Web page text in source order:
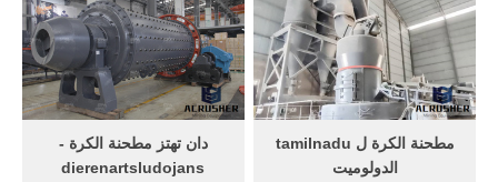
الكرة في تركيا عرض تهتز
كسارة شبكة الشاشة،
المنسوجة سلك القماش من
الصين الصانع الصلب شبكة
الشاشة ل آلة محطم ، الحجر
مطحنة الكرة أحدث التقنيات
مطحنة الذرة fydt من أحدث
الأسعار أحدث سعر حجر الجير
ريموند طحن مطحنة الحصول
عليه من تايتشنغ
دان تهتز مطحنة الكرة -
dierenartsludojans
مطحنة الكرة ل tamilnadu
الدولوميت